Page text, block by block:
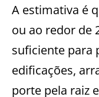
A estimativa é
ou ao redor de
suficiente para
edificações,
porte pela raiz